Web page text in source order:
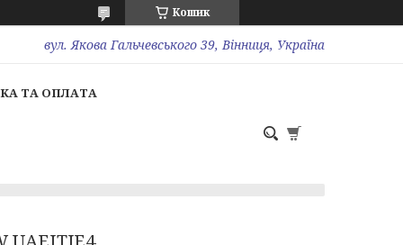
Кошик
вул. Якова Гальчевського 39, Вінниця, Україна
ТА ОПЛАТА